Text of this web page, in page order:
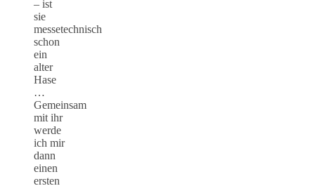
– ist
sie
messetechnisch
schon
ein
alter
Hase
…
Gemeinsam
mit ihr
werde
ich mir
dann
einen
ersten